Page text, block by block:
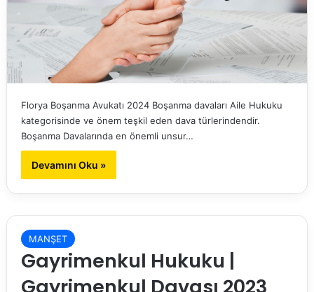
Florya Boşanma Avukatı 2024 Boşanma davaları Aile Hukuku
kategorisinde ve önem teşkil eden dava türlerindendir.
Boşanma Davalarında en önemli unsur…
Devamını Oku »
MANŞET
Gayrimenkul Hukuku |
Gayrimenkul Davası 2023